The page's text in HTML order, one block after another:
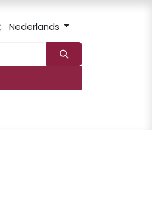
Nederlands